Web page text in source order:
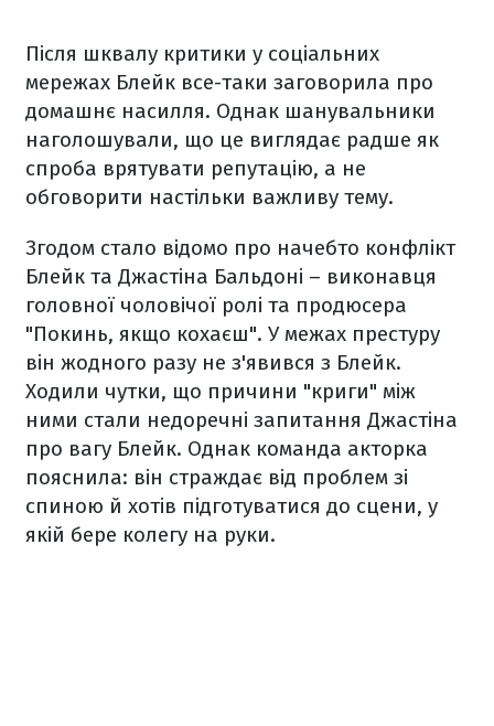
Після шквалу критики у соціальних
мережах Блейк все-таки заговорила про
домашнє насилля. Однак шанувальники
наголошували, що це виглядає радше як
спроба врятувати репутацію, а не
обговорити настільки важливу тему.
Згодом стало відомо про начебто конфлікт
Блейк та Джастіна Бальдоні – виконавця
головної чоловічої ролі та продюсера
"Покинь, якщо кохаєш". У межах престуру
він жодного разу не з'явився з Блейк.
Ходили чутки, що причини "криги" між
ними стали недоречні запитання Джастіна
про вагу Блейк. Однак команда акторка
пояснила: він страждає від проблем зі
спиною й хотів підготуватися до сцени, у
якій бере колегу на руки.